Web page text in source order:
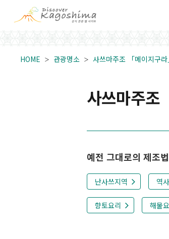
HOME 관광명소 사쓰마주조 「메이지구라
사쓰마주조
예전 그대로의 제조
난사쓰지역 역
향토요리 해물